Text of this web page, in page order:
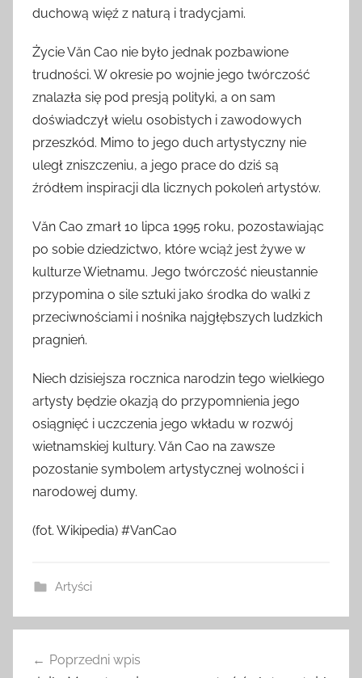
duchową więź z naturą i tradycjami.
Życie Văn Cao nie było jednak pozbawione
trudności. W okresie po wojnie jego twórczość
znalazła się pod presją polityki, a on sam
doświadczył wielu osobistych i zawodowych
przeszkód. Mimo to jego duch artystyczny nie
uległ zniszczeniu, a jego prace do dziś są
źródłem inspiracji dla licznych pokoleń artystów.
Văn Cao zmarł 10 lipca 1995 roku, pozostawiając
po sobie dziedzictwo, które wciąż jest żywe w
kulturze Wietnamu. Jego twórczość nieustannie
przypomina o sile sztuki jako środka do walki z
przeciwnościami i nośnika najgłębszych ludzkich
pragnień.
Niech dzisiejsza rocznica narodzin tego wielkiego
artysty będzie okazją do przypomnienia jego
osiągnięć i uczczenia jego wkładu w rozwój
wietnamskiej kultury. Văn Cao na zawsze
pozostanie symbolem artystycznej wolności i
narodowej dumy.
(fot. Wikipedia) #VanCao
Artyści
wpisu
Poprzedni wpis